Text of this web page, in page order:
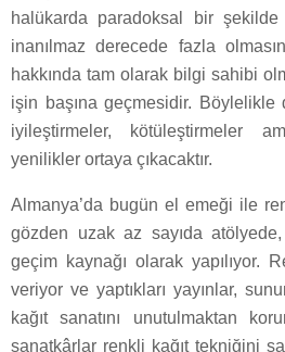
halükarda paradoksal bir
inanılmaz derecede fazla
hakkında tam olarak bilgi sahibi
işin başına geçmesidir. Böylelikle
iyileştirmeler, kötüleştirmeler
yenilikler ortaya çıkacaktır.
Almanya’da bugün el emeği ile
gözden uzak az sayıda atölyede,
geçim kaynağı olarak yapılıyor.
veriyor ve yaptıkları yayınlar,
kağıt sanatını unutulmaktan
sanatkârlar renkli kağıt tekniğini